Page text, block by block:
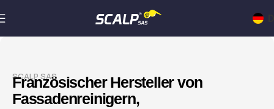
SCALP SAS
Französischer Hersteller von
Fassadenreinigern,